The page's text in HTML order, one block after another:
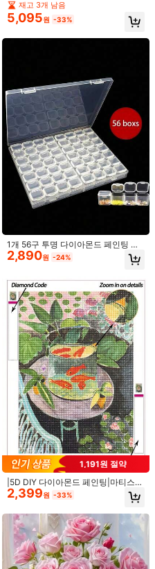
인팅 도구 보관 가방, 다기능 패
트백, 알약/비즈 패키징 다
may not be returned if its
전에 설립되었습니다. 최근 36K개 판매
DIY 핸드메이드 장식 세트, 반 고흐 유
화 스타일 홈 데코, 학생 선물, 벽 장식,
북마크 만들기, 커플 선물, 크리스마스
재고 3개 남음
5,095원 -33%
1개 56구 투명 다이아몬드 페인팅 보
관 상자 - 1 세트, 56개의 개별 칸막이
포함, 5D 다이아몬드 페인팅 비즈, 십
Y 공예 재료 보관에 적합 | 휴대용 재
봉 액세서리, 비즈 보관 상자, 보석 제
작 용품, 미술 용품 상자
2,890원 -24%
1,191원 절약
|5D DIY 다이아몬드 페인팅|마티스풍
금붕어 어항 정물화와 생동감 넘치는
잎사귀 다이아몬드 페인팅 키트, 대담
제 장식 페인팅, 나만의 벽 예술 DIY,
직접 만드는 재미를 즐기세요
2,399원 -33%